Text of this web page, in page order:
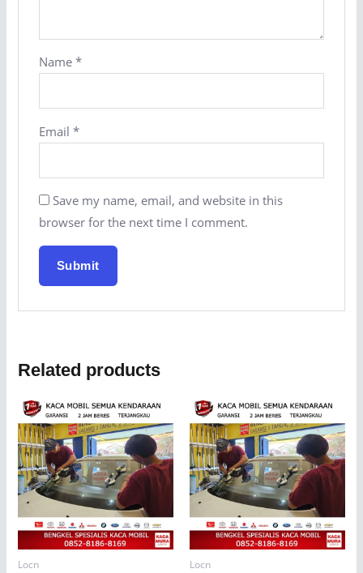
Name *
Email *
Save my name, email, and website in this
browser for the next time I comment.
Related products
Locn Locn